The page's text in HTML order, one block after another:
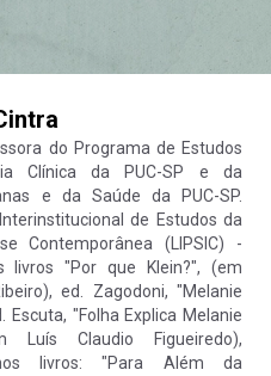
do Programa de Estudos
Clínica da PUC-SP e da
e da Saúde da PUC-SP.
de Estudos da
Contemporânea (LIPSIC) -
livros "Por que Klein?", (em
ed. Zagodoni, "Melanie
Escuta, "Folha Explica Melanie
Luís Claudio Figueiredo),
livros: "Para Além da